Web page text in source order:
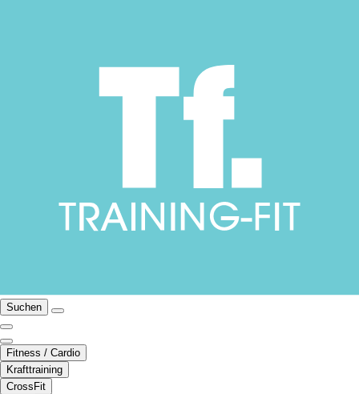
Suchen
Fitness / Cardio
Krafttraining
CrossFit